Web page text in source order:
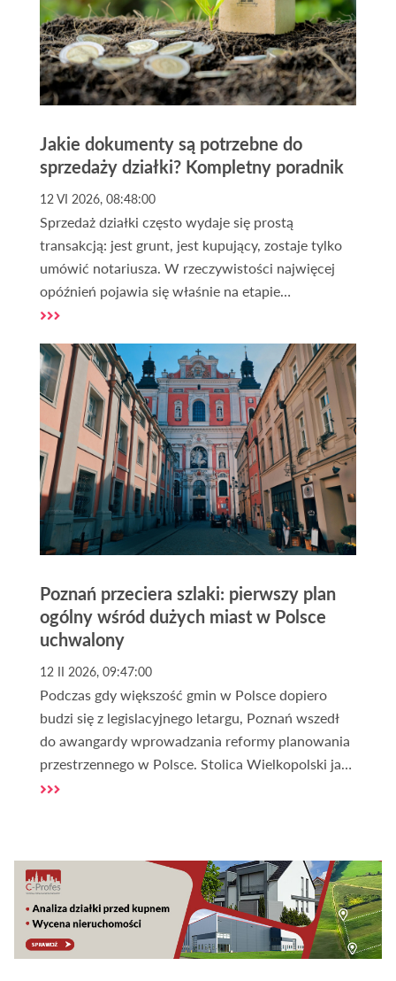
Jakie dokumenty są potrzebne do
sprzedaży działki? Kompletny poradnik
12 VI 2026, 08:48:00
Sprzedaż działki często wydaje się prostą
transakcją: jest grunt, jest kupujący, zostaje tylko
umówić notariusza. W rzeczywistości najwięcej
opóźnień pojawia się właśnie na etapie
dokumentów, gdy brakuje aktualnego wypisu z
wieczystej albo sprawdzić, czy działka ma dostęp
do drogi publicznej. Zdarza się, że właściciel
dopiero przy finalizacji dowiaduje się, że potrzebne
będą dodatkowe zaświadczenia z urzędu, a wtedy
cała sprzedaż działki przesuwa się o kolejne dni lub
tygodnie.
Poznań przeciera szlaki: pierwszy plan
ogólny wśród dużych miast w Polsce
uchwalony
12 II 2026, 09:47:00
Podczas gdy większość gmin w Polsce dopiero
budzi się z legislacyjnego letargu, Poznań wszedł
do awangardy wprowadzania reformy planowania
przestrzennego w Polsce. Stolica Wielkopolski jako
pierwsze duże miasto w Polsce uchwaliła Plan
wydarzenie jest tak ważne dla każdego, kto
przegląda oferty działek? Jak wpłynie to na ceny
gruntów, procedurę Warunków Zabudowy (WZ) i
bezpieczeństwo inwestycyjne?